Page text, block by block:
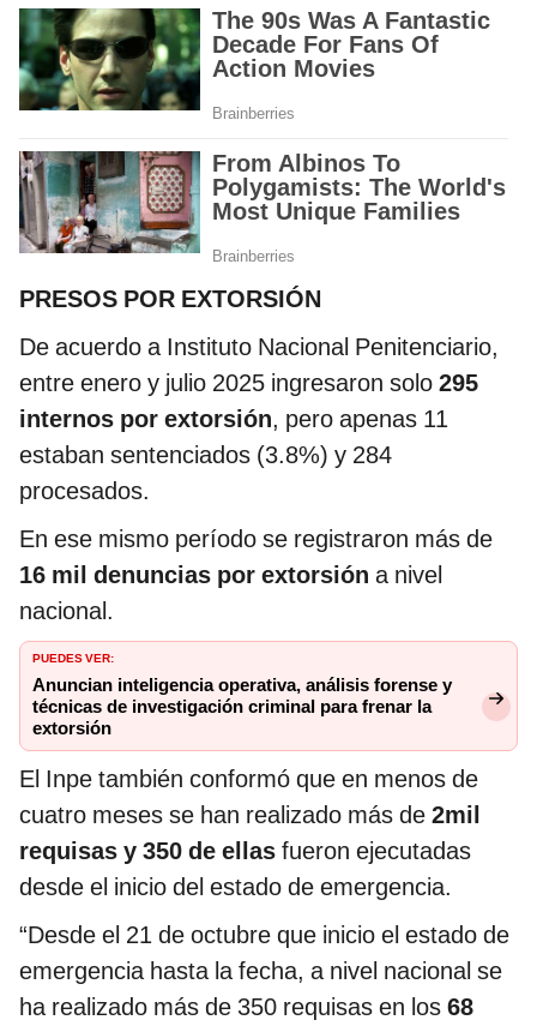
PRESOS POR EXTORSIÓN
De acuerdo a Instituto Nacional Penitenciario,
entre enero y julio 2025 ingresaron solo 295
internos por extorsión, pero apenas 11
estaban sentenciados (3.8%) y 284
procesados.
En ese mismo período se registraron más de
16 mil denuncias por extorsión a nivel
nacional.
PUEDES VER:
Anuncian inteligencia operativa, análisis forense y
técnicas de investigación criminal para frenar la
extorsión
El Inpe también conformó que en menos de
cuatro meses se han realizado más de 2mil
requisas y 350 de ellas fueron ejecutadas
desde el inicio del estado de emergencia.
“Desde el 21 de octubre que inicio el estado de
emergencia hasta la fecha, a nivel nacional se
ha realizado más de 350 requisas en los 68